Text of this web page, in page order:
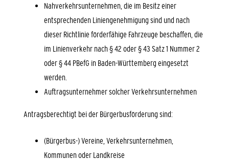
Nahverkehrsunternehmen, die im Besitz einer
entsprechenden Liniengenehmigung sind und nach
dieser Richtlinie förderfähige Fahrzeuge beschaffen, die
im Linienverkehr nach § 42 oder § 43 Satz 1 Nummer 2
oder § 44 PBefG in Baden-Württemberg eingesetzt
werden.
Auftragsunternehmer solcher Verkehrsunternehmen
Antragsberechtigt bei der Bürgerbusförderung sind:
(Bürgerbus-) Vereine, Verkehrsunternehmen,
Kommunen oder Landkreise